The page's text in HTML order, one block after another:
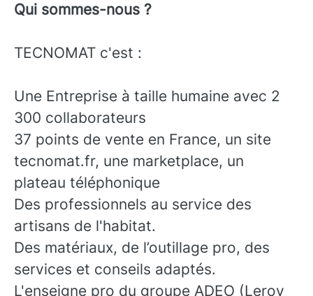
Qui sommes-nous ?
TECNOMAT c'est :
Une Entreprise à taille humaine avec 2
300 collaborateurs
37 points de vente en France, un site
tecnomat.fr, une marketplace, un
plateau téléphonique
Des professionnels au service des
artisans de l'habitat.
Des matériaux, de l’outillage pro, des
services et conseils adaptés.
L'enseigne pro du groupe ADEO (Leroy